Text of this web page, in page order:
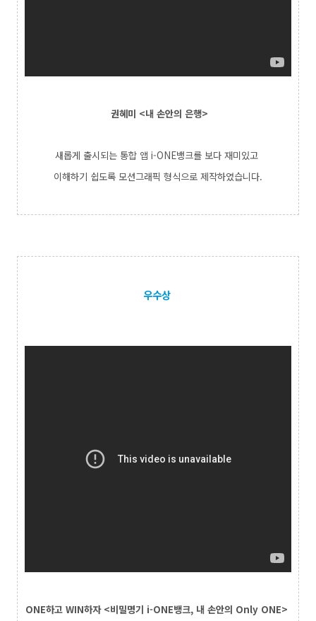
권혜미 <내 손안의 은행>
새롭게 출시되는 통합 앱 i-ONE뱅크를 보다 재미있고
이해하기 쉽도록 모션그래픽 형식으로 제작하였습니다.
우수상
ONE하고 WIN하자 <비밀명기 i-ONE뱅크, 내 손안의 Only ONE>